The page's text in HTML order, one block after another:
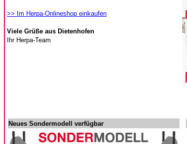
>> Im Herpa-Onlineshop einkaufen
Viele Grüße aus Dietenhofen
Ihr Herpa-Team
Neues Sondermodell verfügbar